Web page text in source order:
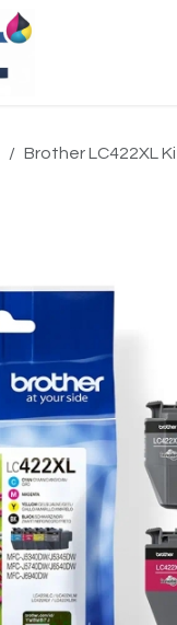
Brother LC422XL